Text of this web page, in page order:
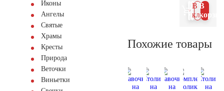
Иконы
Ангелы
Святые
Храмы
Кресты
Природа
Веточки
Виньетки
В
В 1
клик
Похожие товары